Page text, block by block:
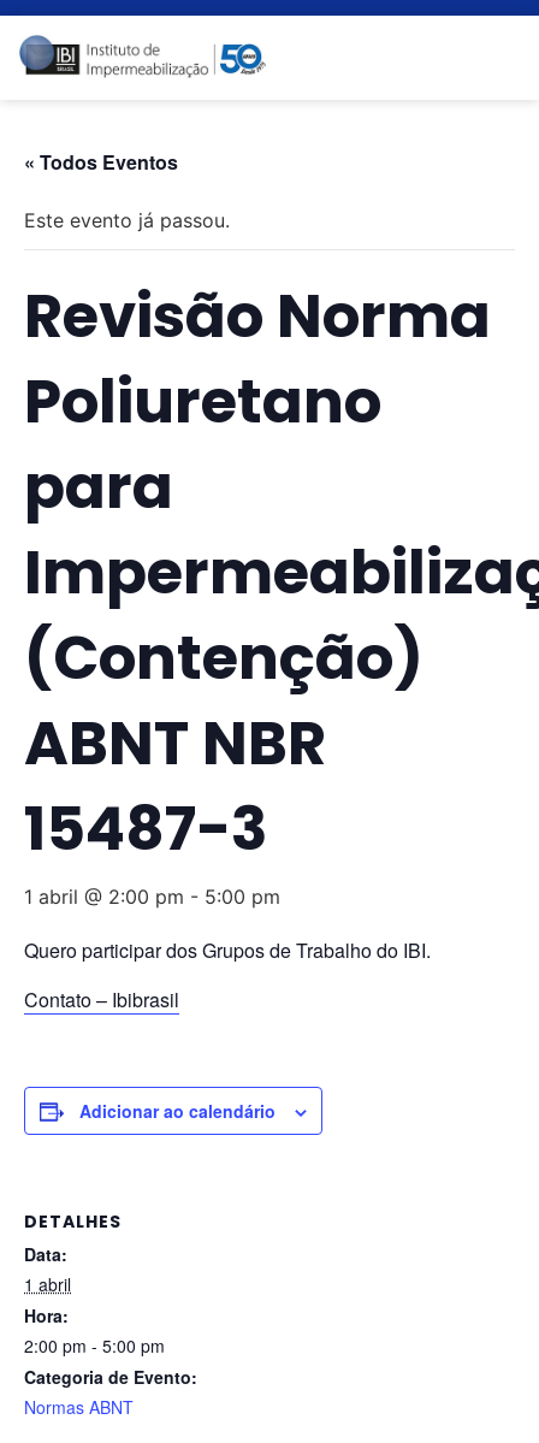
« Todos Eventos
Este evento já passou.
Revisão Norma
Poliuretano
para
(Contenção)
ABNT NBR
15487-3
1 abril @ 2:00 pm - 5:00 pm
Quero participar dos Grupos de Trabalho do IBI.
Contato – Ibibrasil
Adicionar ao calendário
DETALHES
Data:
1 abril
Hora:
2:00 pm - 5:00 pm
Categoria de Evento:
Normas ABNT